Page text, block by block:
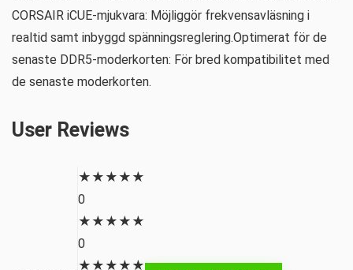
CORSAIR iCUE-mjukvara: Möjliggör frekvensavläsning i
realtid samt inbyggd spänningsreglering.Optimerat för de
senaste DDR5-moderkorten: För bred kompatibilitet med
de senaste moderkorten.
User Reviews
★ ★ ★ ★ ★
0
★ ★ ★ ★ ★
0
★ ★ ★ ★ ★